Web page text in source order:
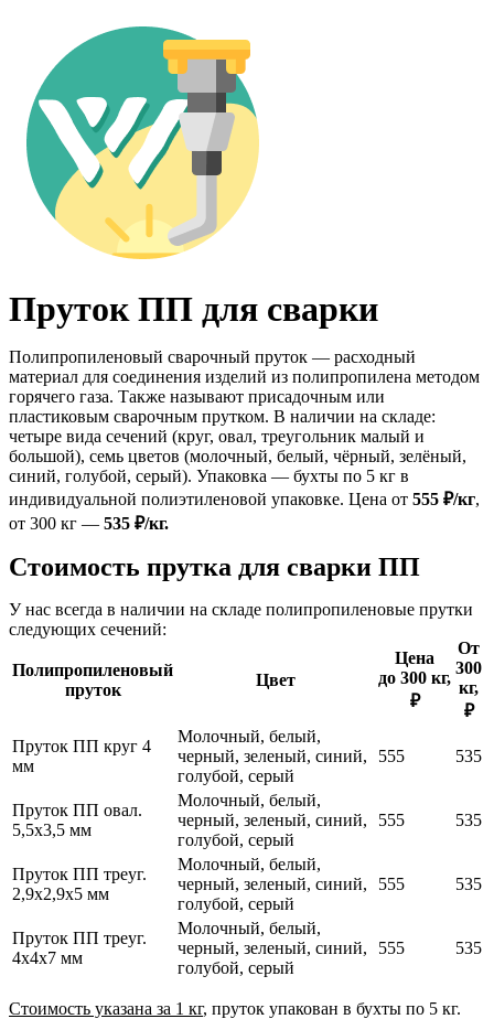
Пруток ПП для сварки
Полипропиленовый сварочный пруток — расходный
материал для соединения изделий из полипропилена методом
горячего газа. Также называют присадочным или
пластиковым сварочным прутком. В наличии на складе:
четыре вида сечений (круг, овал, треугольник малый и
большой), семь цветов (молочный, белый, чёрный, зелёный,
синий, голубой, серый). Упаковка — бухты по 5 кг в
индивидуальной полиэтиленовой упаковке. Цена от 555 ₽/кг,
от 300 кг — 535 ₽/кг.
Стоимость прутка для сварки ПП
У нас всегда в наличии на складе полипропиленовые прутки
следующих сечений:
Полипропиленовый
пруток
Цвет
Цена
до 300 кг,
₽
От
300
кг,
₽
Пруток ПП круг 4
мм
Молочный, белый,
черный, зеленый, синий,
голубой, серый
555 535
Пруток ПП овал.
5,5х3,5 мм
Молочный, белый,
черный, зеленый, синий,
голубой, серый
555 535
Пруток ПП треуг.
2,9х2,9х5 мм
Молочный, белый,
черный, зеленый, синий,
голубой, серый
555 535
Пруток ПП треуг.
4х4х7 мм
Молочный, белый,
черный, зеленый, синий,
голубой, серый
555 535
Стоимость указана за 1 кг, пруток упакован в бухты по 5 кг.